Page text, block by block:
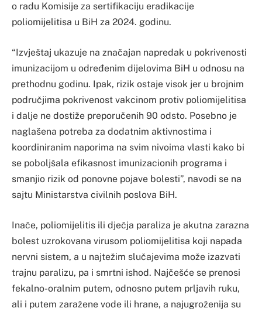
o radu Komisije za sertifikaciju eradikacije
poliomijelitisa u BiH za 2024. godinu.
“Izvještaj ukazuje na značajan napredak u pokrivenosti
imunizacijom u određenim dijelovima BiH u odnosu na
prethodnu godinu. Ipak, rizik ostaje visok jer u brojnim
područjima pokrivenost vakcinom protiv poliomijelitisa
i dalje ne dostiže preporučenih 90 odsto. Posebno je
naglašena potreba za dodatnim aktivnostima i
koordiniranim naporima na svim nivoima vlasti kako bi
se poboljšala efikasnost imunizacionih programa i
smanjio rizik od ponovne pojave bolesti”, navodi se na
sajtu Ministarstva civilnih poslova BiH.
Inače, poliomijelitis ili dječja paraliza je akutna zarazna
bolest uzrokovana virusom poliomijelitisa koji napada
nervni sistem, a u najtežim slučajevima može izazvati
trajnu paralizu, pa i smrtni ishod. Najčešće se prenosi
fekalno-oralnim putem, odnosno putem prljavih ruku,
ali i putem zaražene vode ili hrane, a najugroženija su